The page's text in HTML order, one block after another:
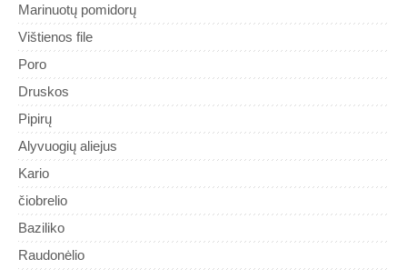
Marinuotų pomidorų
Vištienos file
Poro
Druskos
Pipirų
Alyvuogių aliejus
Kario
čiobrelio
Baziliko
Raudonėlio